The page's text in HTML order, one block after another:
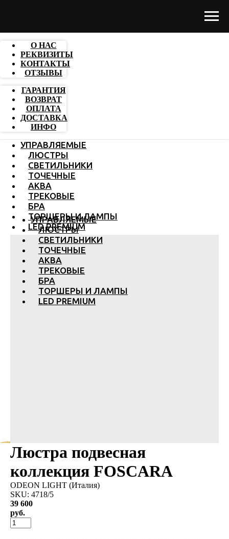
О НАС
РЕКВИЗИТЫ
КОНТАКТЫ
ОТЗЫВЫ
ГАРАНТИЯ
ВОЗВРАТ
ОПЛАТА
ДОСТАВКА
ИНФО
УПРАВЛЯЕМЫЕ
ЛЮСТРЫ
СВЕТИЛЬНИКИ
ТОЧЕЧНЫЕ
АКВА
ТРЕКОВЫЕ
БРА
ТОРШЕРЫ И ЛАМПЫ
LED PREMIUM
УПРАВЛЯЕМЫЕ
ЛЮСТРЫ
СВЕТИЛЬНИКИ
ТОЧЕЧНЫЕ
АКВА
ТРЕКОВЫЕ
БРА
ТОРШЕРЫ И ЛАМПЫ
LED PREMIUM
Люстра подвесная
коллекция FOSCARA
ODEON LIGHT (Италия)
SKU: 4718/5
39 600
руб.